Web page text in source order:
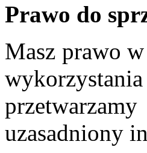
Prawo do
Masz prawo
uzasadniony